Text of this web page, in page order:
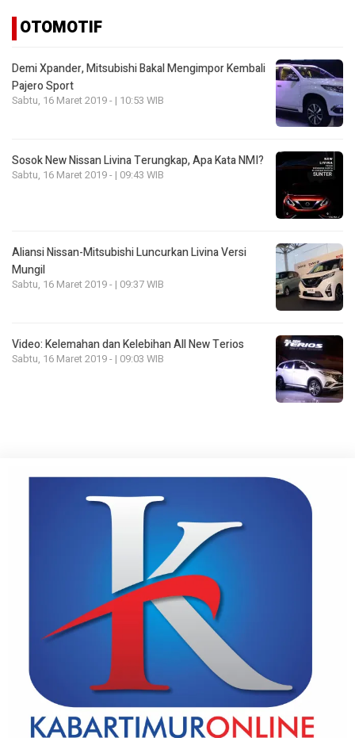
OTOMOTIF
Demi Xpander, Mitsubishi Bakal Mengimpor Kembali
Pajero Sport
Sabtu, 16 Maret 2019 - | 10:53 WIB
Sosok New Nissan Livina Terungkap, Apa Kata NMI?
Sabtu, 16 Maret 2019 - | 09:43 WIB
Aliansi Nissan-Mitsubishi Luncurkan Livina Versi
Mungil
Sabtu, 16 Maret 2019 - | 09:37 WIB
Video: Kelemahan dan Kelebihan All New Terios
Sabtu, 16 Maret 2019 - | 09:03 WIB